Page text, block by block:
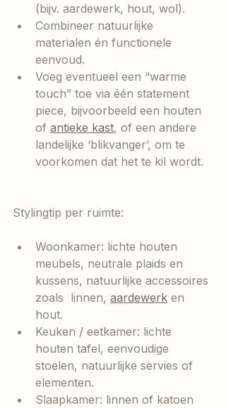
(bijv. aardewerk, hout, wol).
Combineer natuurlijke
materialen én functionele
eenvoud.
Voeg eventueel een “warme
touch” toe via één statement
piece, bijvoorbeeld een houten
of antieke kast, of een andere
landelijke ‘blikvanger’, om te
voorkomen dat het te kil wordt.
Stylingtip per ruimte:
Woonkamer: lichte houten
meubels, neutrale plaids en
kussens, natuurlijke accessoires
zoals  linnen, aardewerk en
hout.
Keuken / eetkamer: lichte
houten tafel, eenvoudige
stoelen, natuurlijke servies of
elementen.
Slaapkamer: linnen of katoen